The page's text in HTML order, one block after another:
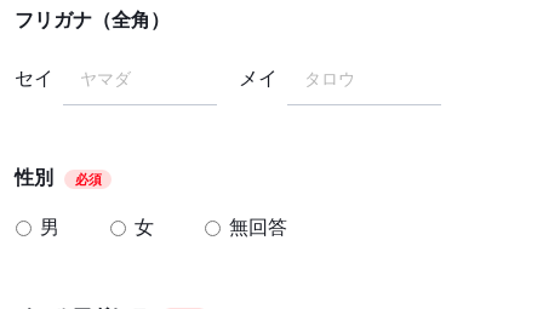
フリガナ（全角）
セイ メイ
性別 必須
男 女 無回答